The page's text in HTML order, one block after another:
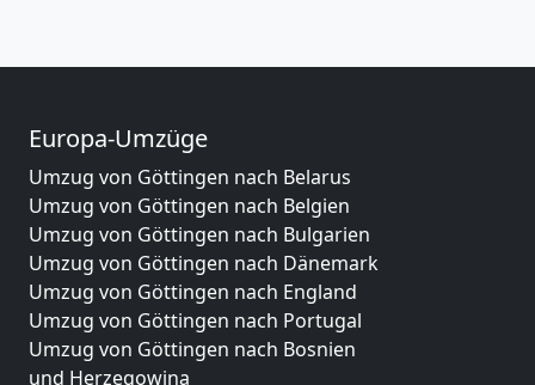
Europa-Umzüge
Umzug von Göttingen nach Belarus
Umzug von Göttingen nach Belgien
Umzug von Göttingen nach Bulgarien
Umzug von Göttingen nach Dänemark
Umzug von Göttingen nach England
Umzug von Göttingen nach Portugal
Umzug von Göttingen nach Bosnien
und Herzegowina